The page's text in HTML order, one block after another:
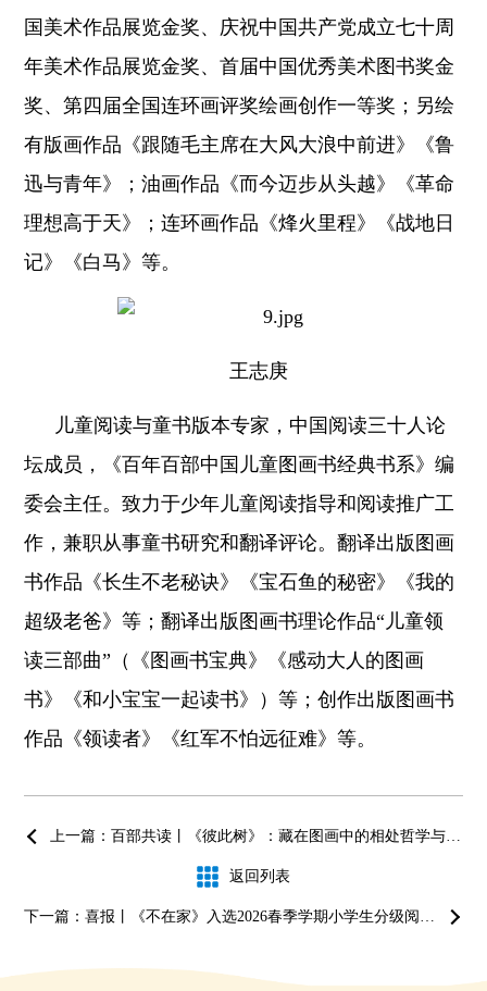
国美术作品展览金奖、庆祝中国共产党成立七十周
年美术作品展览金奖、首届中国优秀美术图书奖金
奖、第四届全国连环画评奖绘画创作一等奖；另绘
有版画作品《跟随毛主席在大风大浪中前进》《鲁
迅与青年》；油画作品《而今迈步从头越》《革命
理想高于天》；连环画作品《烽火里程》《战地日
记》《白马》等。
王志庚
儿童阅读与童书版本专家，中国阅读三十人论
坛成员，《百年百部中国儿童图画书经典书系》编
委会主任。致力于少年儿童阅读指导和阅读推广工
作，兼职从事童书研究和翻译评论。翻译出版图画
书作品《长生不老秘诀》《宝石鱼的秘密》《我的
超级老爸》等；翻译出版图画书理论作品“儿童领
读三部曲”（《图画书宝典》《感动大人的图画
书》《和小宝宝一起读书》）等；创作出版图画书
作品《领读者》《红军不怕远征难》等。
上一篇：百部共读丨《彼此树》：藏在图画中的相处哲学与文化密码
返回列表
下一篇：喜报丨《不在家》入选2026春季学期小学生分级阅读推荐书单